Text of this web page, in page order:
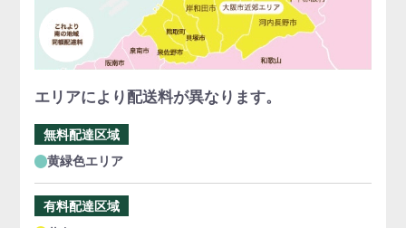
エリアにより配送料が異なります。
無料配達区域
黄緑色エリア
有料配達区域